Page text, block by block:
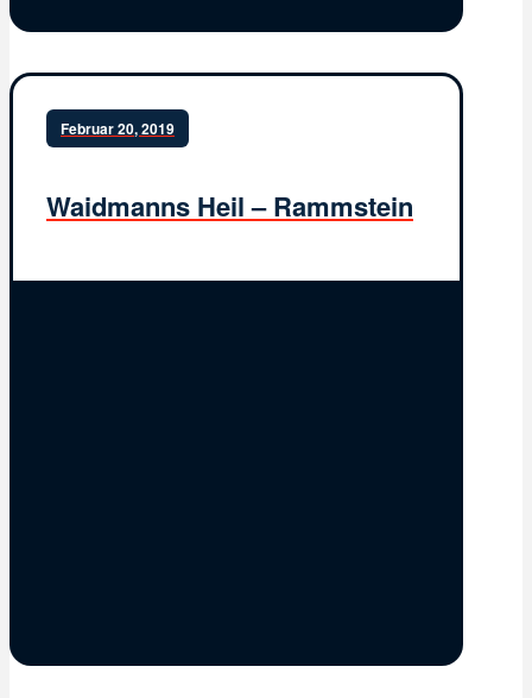
Februar 20, 2019
Waidmanns Heil – Rammstein